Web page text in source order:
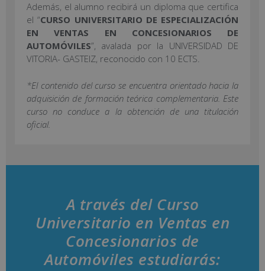
Además, el alumno recibirá un diploma que certifica
el “CURSO UNIVERSITARIO DE ESPECIALIZACIÓN
EN VENTAS EN CONCESIONARIOS DE
AUTOMÓVILES”, avalada por la UNIVERSIDAD DE
VITORIA- GASTEIZ, reconocido con 10 ECTS.
*El contenido del curso se encuentra orientado hacia la
adquisición de formación teórica complementaria. Este
curso no conduce a la obtención de una titulación
oficial.
A través del Curso
Universitario en Ventas en
Concesionarios de
Automóviles estudiarás: